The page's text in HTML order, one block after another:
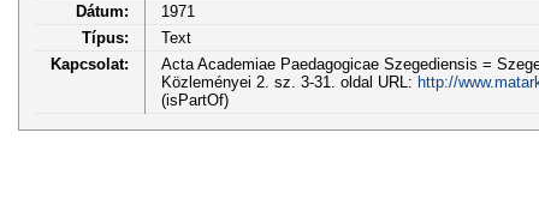
Dátum:
1971
Típus:
Text
Kapcsolat:
Acta Academiae Paedagogicae Szegediensis =
Közleményei 2. sz. 3-31. oldal URL: http://
(isPartOf)